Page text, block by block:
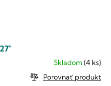
Skladom(4 ks)
Porovnať produkt